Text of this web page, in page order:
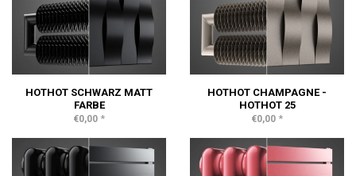
HOTHOT SCHWARZ MATT
FARBE
€0,00 *
HOTHOT CHAMPAGNE -
HOTHOT 25
€0,00 *